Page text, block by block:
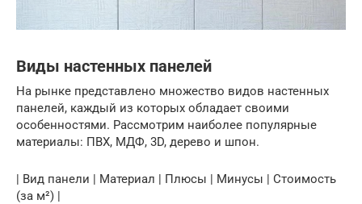
Виды настенных панелей
На рынке представлено множество видов настенных
панелей, каждый из которых обладает своими
особенностями. Рассмотрим наиболее популярные
материалы: ПВХ, МДФ, 3D, дерево и шпон.
| Вид панели | Материал | Плюсы | Минусы | Стоимость
(за м²) |